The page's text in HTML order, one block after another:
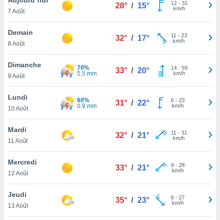
et
»,
au
vous
qu'ils
ou
le
ainsi
un
la
du
7 Août
28° / 15° 12- 31
km/h
Demain
8 Août
32° / 17° 11 - 23
km/h
Dimanche
9 Août
70%
5.5 mm
33° / 20° 14- 59
km/h
Lundi
10 Août
60%
0.9 mm
31° / 22° 6- 23
km/h
Mardi
11 Août
32° / 21° 11 - 31
km/h
Mercredi
12 Août
33° / 21° 9- 28
km/h
Jeudi
13 Août
35° / 23° 6- 27
km/h